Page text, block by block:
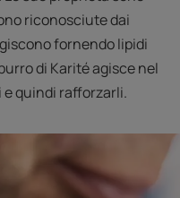
riconosciute dai
fornendo lipidi
di Karité agisce nel
quindi rafforzarli.